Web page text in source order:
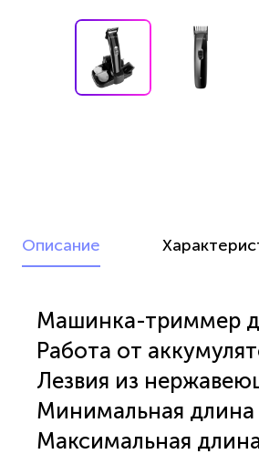
Описание
Машинка-триммер
Работа от
Лезвия из
Минимальная
Максимальная